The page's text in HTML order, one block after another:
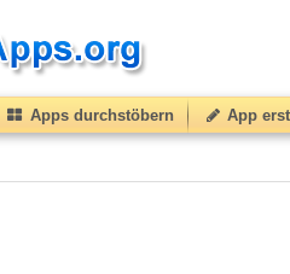
Apps durchstöbern App